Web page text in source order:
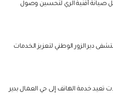
صيانة أقنية الري لتحسين وصول
دير الزور الوطني لتعزيز الخدمات
الاتصالات تعيد خدمة الهاتف إلى حي العمال بدير